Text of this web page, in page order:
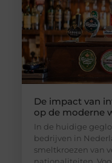
De impact van
op de moderne
In de huidige
bedrijven in
smeltkroezen van